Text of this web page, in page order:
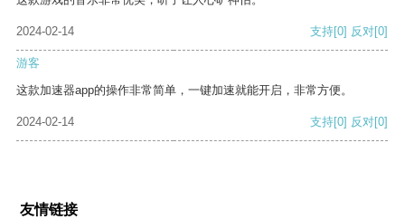
2024-02-14 支持[0] 反对[0]
游客
这款加速器app的操作非常简单，一键加速就能开启，非常方便。
2024-02-14 支持[0] 反对[0]
友情链接